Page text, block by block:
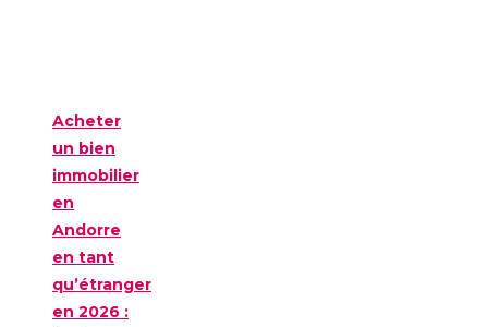
Acheter
un bien
immobilier
en
Andorre
en tant
qu’étranger
en 2026 :